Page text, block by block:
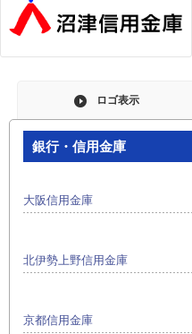
ロゴ表示
銀行・信用金庫
大阪信用金庫
北伊勢上野信用金庫
京都信用金庫